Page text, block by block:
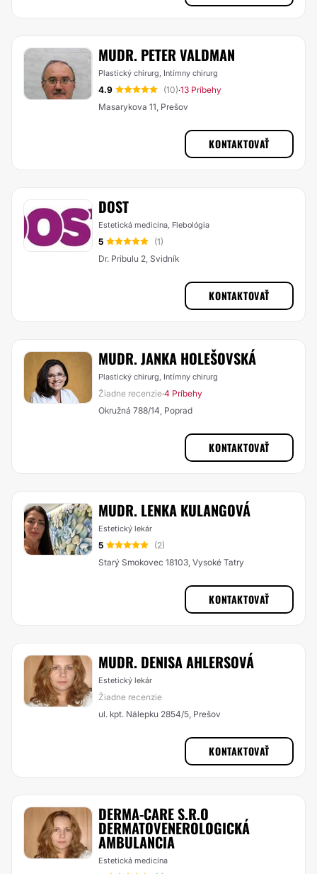
MUDR. PETER VALDMAN
Plastický chirurg, Intímny chirurg
4.9 (10)·13 Príbehy
Masarykova 11, Prešov
KONTAKTOVAŤ
DOST
Estetická medicína, Flebológia
5
(1)
Dr. Pribulu 2, Svidník
KONTAKTOVAŤ
MUDR. JANKA HOLEŠOVSKÁ
Plastický chirurg, Intímny chirurg
Žiadne recenzie·4 Príbehy
Okružná 788/14, Poprad
KONTAKTOVAŤ
MUDR. LENKA KULANGOVÁ
Estetický lekár
5
(2)
Starý Smokovec 18103, Vysoké Tatry
KONTAKTOVAŤ
MUDR. DENISA AHLERSOVÁ
Estetický lekár
Žiadne recenzie
ul. kpt. Nálepku 2854/5, Prešov
KONTAKTOVAŤ
DERMA-CARE S.R.O
DERMATOVENEROLOGICKÁ
AMBULANCIA
Estetická medicína